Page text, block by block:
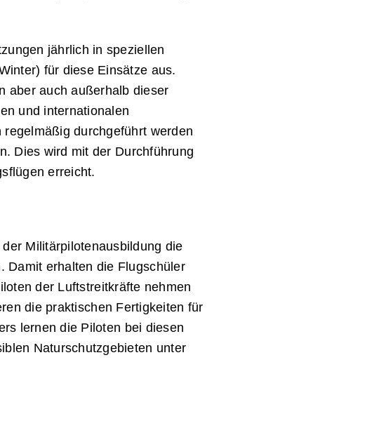
jährlich in speziellen
für diese Einsätze aus.
aber auch außerhalb dieser
und internationalen
durchgeführt werden
Dies wird mit der Durchführung
erreicht.
Militärpilotenausbildung die
Damit erhalten die Flugschüler
der Luftstreitkräfte nehmen
die praktischen Fertigkeiten für
lernen die Piloten bei diesen
Naturschutzgebieten unter